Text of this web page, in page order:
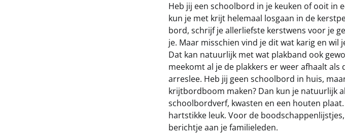
Heb jij een schoolbord in je keuken of ooit in
kun je met krijt helemaal losgaan in de
bord, schrijf je allerliefste kerstwens voor je
je. Maar misschien vind je dit wat karig en
Dat kan natuurlijk met wat plakband ook
meekomt al je de plakkers er weer afhaalt als
arreslee. Heb jij geen schoolbord in huis,
krijtbordboom maken? Dan kun je natuurlijk
schoolbordverf, kwasten en een houten
hartstikke leuk. Voor de
berichtje aan je familieleden.